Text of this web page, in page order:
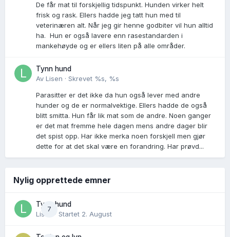
De får mat til forskjellig tidspunkt. Hunden virker helt
frisk og rask. Ellers hadde jeg tatt hun med til
veterinæren alt. Når jeg gir henne godbiter vil hun alltid
ha. Hun er også lavere enn rasestandarden i
mankehøyde og er ellers liten på alle områder.
Tynn hund
Av Lisen · Skrevet %s, %s
Parasitter er det ikke da hun også lever med andre
hunder og de er normalvektige. Ellers hadde de også
blitt smitta. Hun får lik mat som de andre. Noen ganger
er det mat fremme hele dagen mens andre dager blir
det spist opp. Har ikke merka noen forskjell men gjør
dette for at det skal være en forandring. Har prøvd...
Nylig opprettede emner
7
Tynn hund
Lisen
· Startet 2. August